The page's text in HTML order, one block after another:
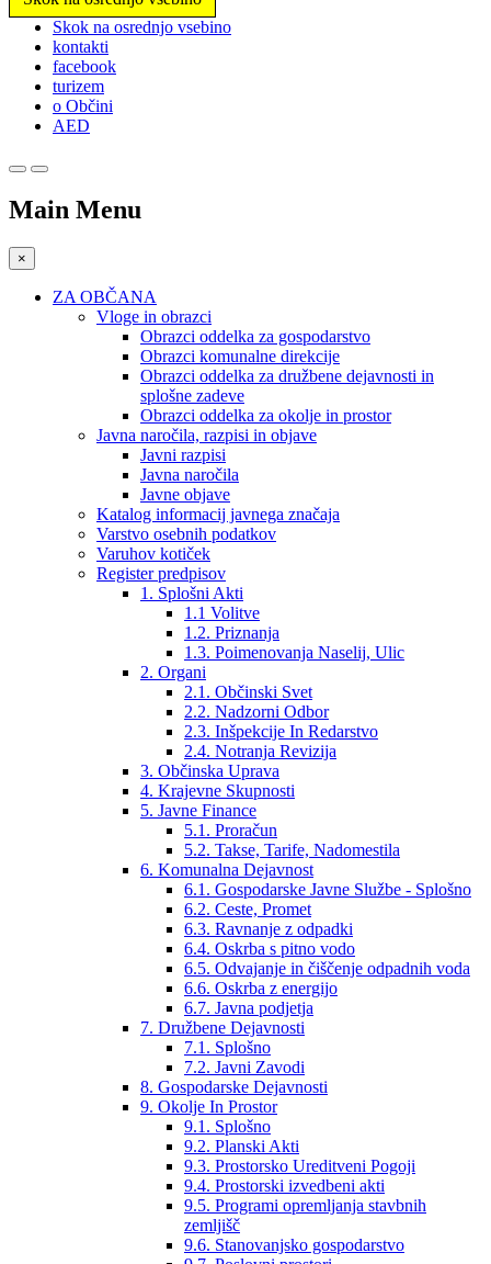
Prosimo,
upoštevajte:
spletno
mesto
vključuje
sistem
Skok na osrednjo vsebino
kontakti
facebook
turizem
o Občini
AED
Main Menu
×
ZA OBČANA
Vloge in obrazci
Obrazci oddelka za gospodarstvo
Obrazci komunalne direkcije
Obrazci oddelka za družbene dejavnosti in
splošne zadeve
Obrazci oddelka za okolje in prostor
Javna naročila, razpisi in objave
Javni razpisi
Javna naročila
Javne objave
Katalog informacij javnega značaja
Varstvo osebnih podatkov
Varuhov kotiček
Register predpisov
1. Splošni Akti
1.1 Volitve
1.2. Priznanja
1.3. Poimenovanja Naselij, Ulic
2. Organi
2.1. Občinski Svet
2.2. Nadzorni Odbor
2.3. Inšpekcije In Redarstvo
2.4. Notranja Revizija
3. Občinska Uprava
4. Krajevne Skupnosti
5. Javne Finance
5.1. Proračun
5.2. Takse, Tarife, Nadomestila
6. Komunalna Dejavnost
6.1. Gospodarske Javne Službe - Splošno
6.2. Ceste, Promet
6.3. Ravnanje z odpadki
6.4. Oskrba s pitno vodo
6.5. Odvajanje in čiščenje odpadnih voda
6.6. Oskrba z energijo
6.7. Javna podjetja
7. Družbene Dejavnosti
7.1. Splošno
7.2. Javni Zavodi
8. Gospodarske Dejavnosti
9. Okolje In Prostor
9.1. Splošno
9.2. Planski Akti
9.3. Prostorsko Ureditveni Pogoji
9.4. Prostorski izvedbeni akti
9.5. Programi opremljanja stavbnih
zemljišč
9.6. Stanovanjsko gospodarstvo